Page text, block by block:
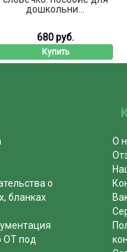
дошкольни...
680 руб.
Купить
о
бланках
ОТ под
О